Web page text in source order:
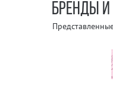
БРЕНДЫ И